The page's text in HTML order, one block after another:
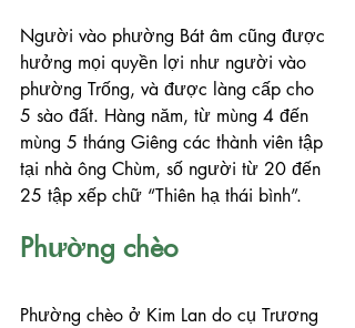
Người vào phường Bát âm cũng được
hưởng mọi quyền lợi như người vào
phường Trống, và được làng cấp cho
5 sào đất. Hàng năm, từ mùng 4 đến
mùng 5 tháng Giêng các thành viên tập
tại nhà ông Chùm, số người từ 20 đến
25 tập xếp chữ “Thiên hạ thái bình”.
Phường chèo
Phường chèo ở Kim Lan do cụ Trương